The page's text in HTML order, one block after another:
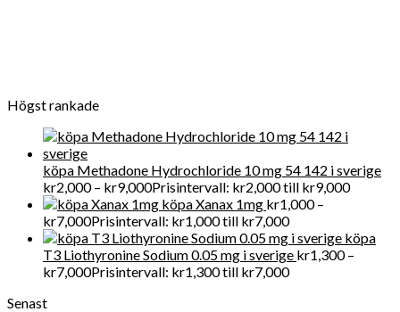
Högst rankade
köpa Methadone Hydrochloride 10 mg 54 142 i sverige
kr2,000 – kr9,000Prisintervall: kr2,000 till kr9,000
köpa Xanax 1mg kr1,000 –
kr7,000Prisintervall: kr1,000 till kr7,000
köpa
T3 Liothyronine Sodium 0.05 mg i sverige kr1,300 –
kr7,000Prisintervall: kr1,300 till kr7,000
Senast